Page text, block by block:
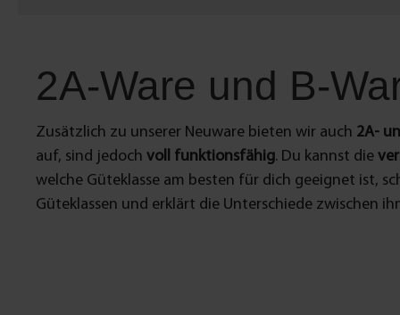
2A-Ware und B-
Zusätzlich zu unserer Neuware bieten wir auch 2A-
auf, sind jedoch voll funktionsfähig. Du kannst die
welche Güteklasse am besten für dich geeignet ist,
Güteklassen und erklärt die Unterschiede zwischen